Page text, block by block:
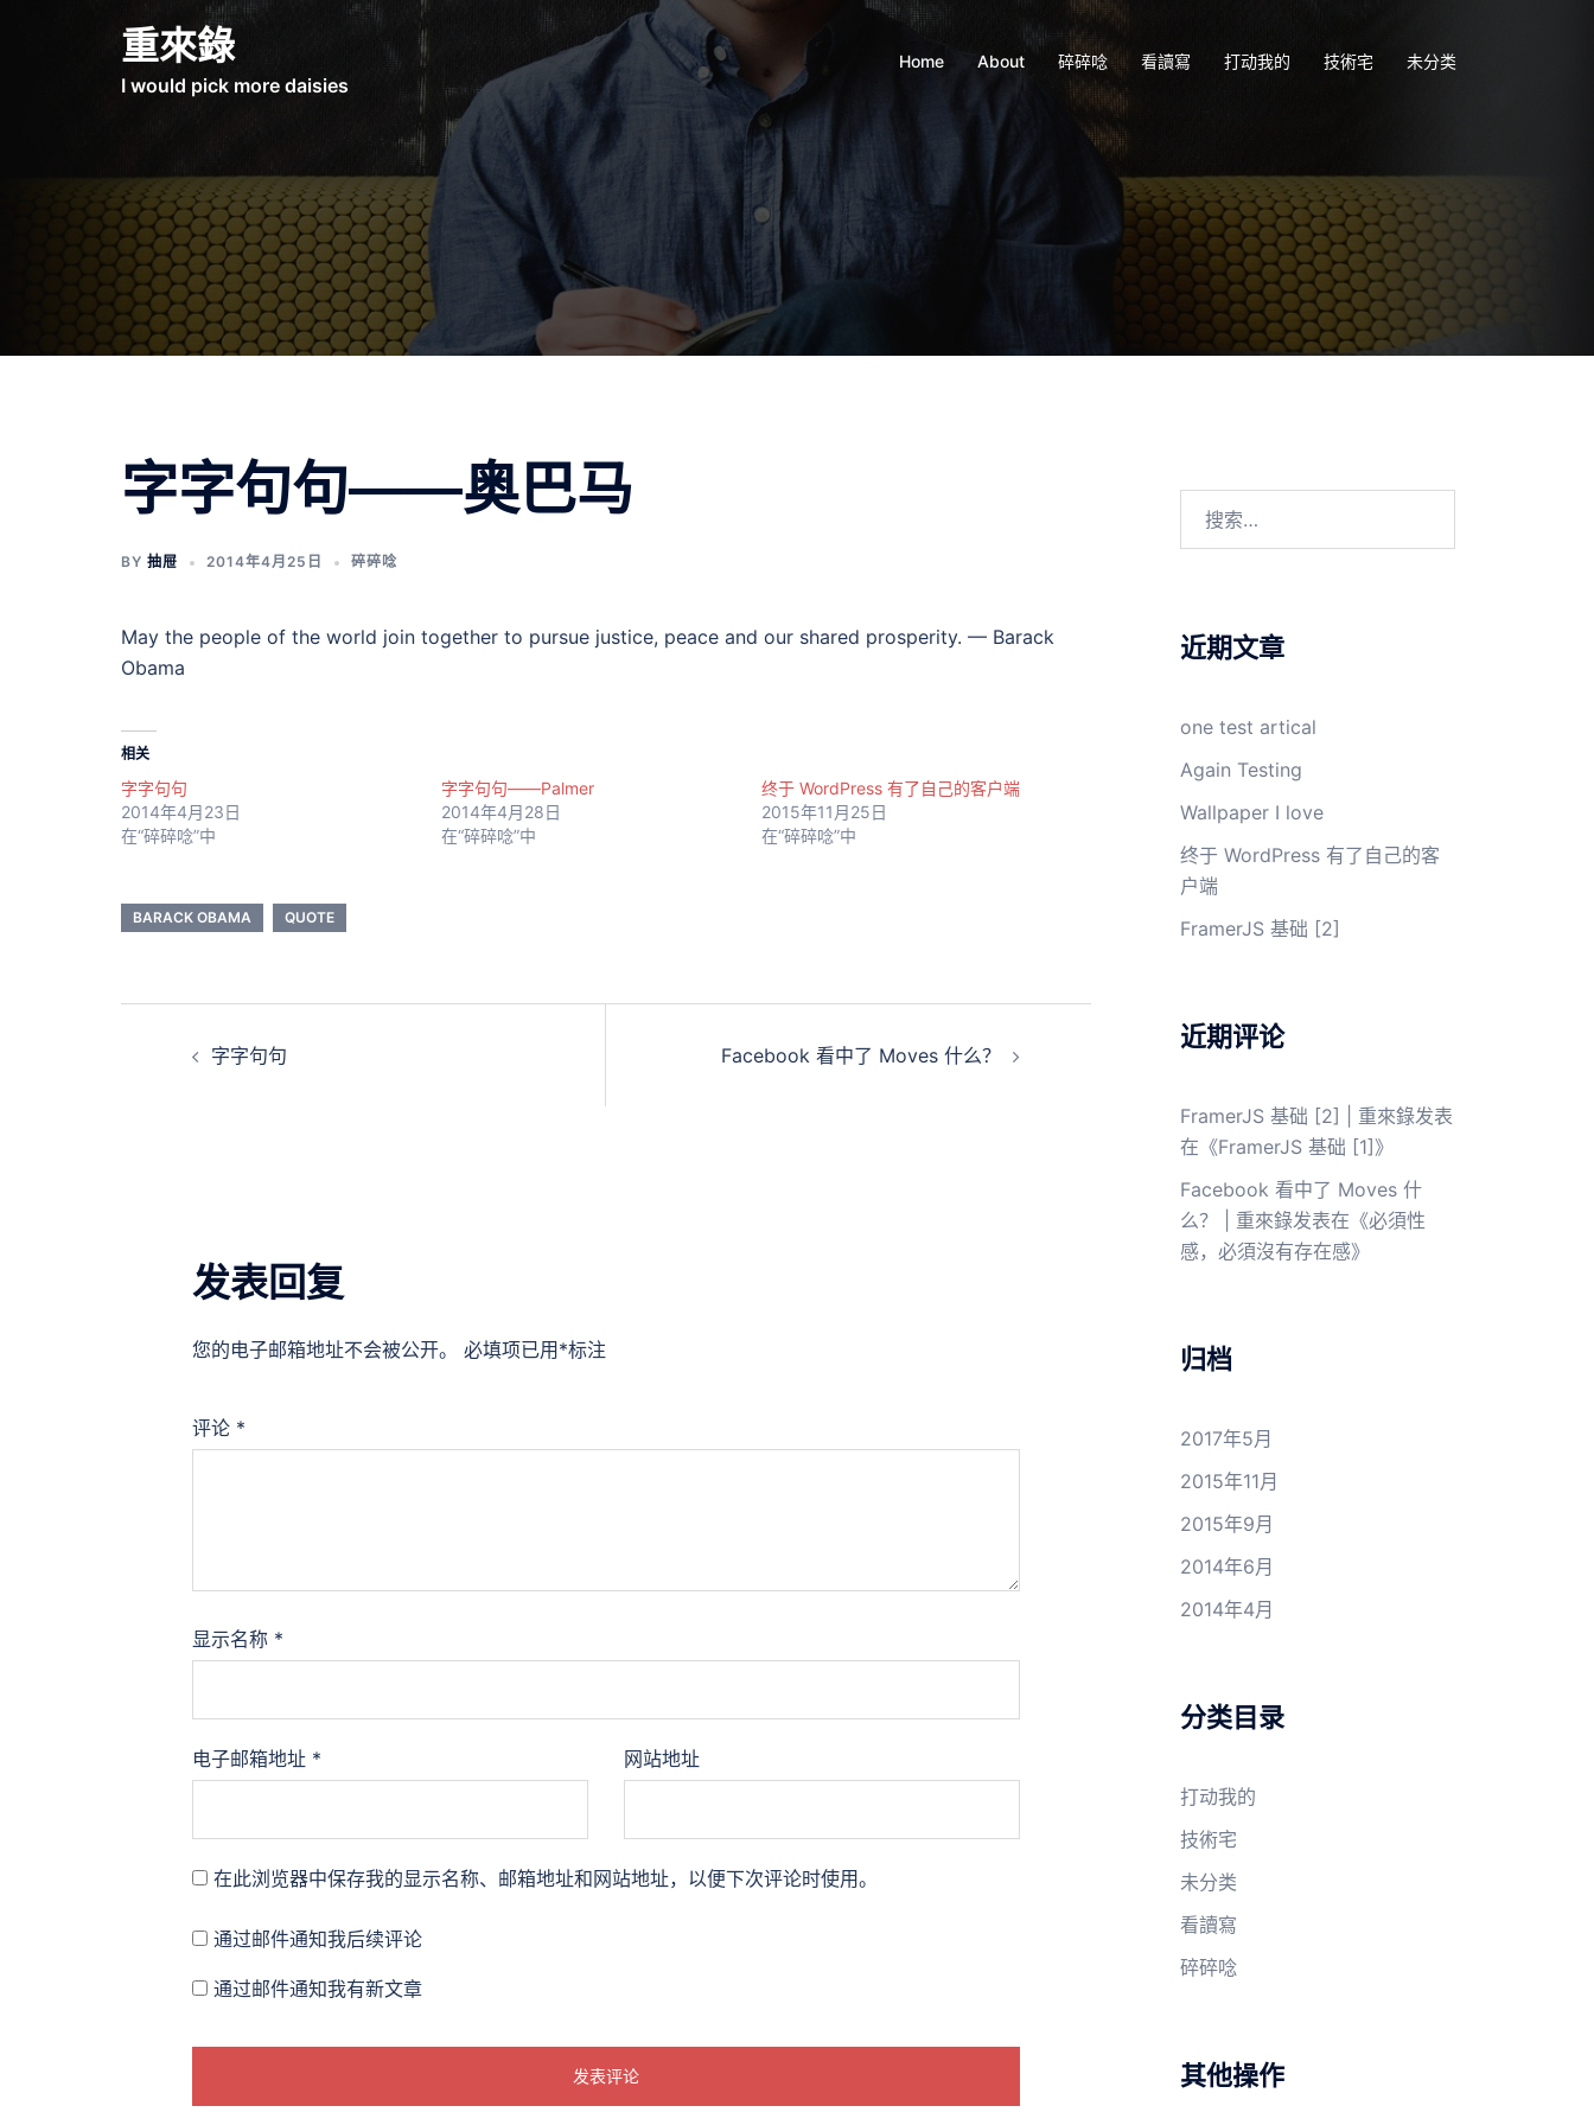
重來錄
I would pick more daisies
Home About 碎碎唸 看讀寫 打动我的 技術宅 未分类
字字句句——奥巴马
BY 抽屉 2014年4月25日 碎碎唸
May the people of the world join together to pursue justice, peace and our shared prosperity. — Barack
Obama
相关
字字句句
2014年4月23日
在“碎碎唸”中
字字句句——Palmer
2014年4月28日
在“碎碎唸”中
终于 WordPress 有了自己的客户端
2015年11月25日
在“碎碎唸”中
BARACK OBAMA QUOTE
Post字字句句 Facebook 看中了 Moves 什么？
发表回复
您的电子邮箱地址不会被公开。 必填项已用 *标注
评论 *
显示名称 *
电子邮箱地址 * 网站地址
在此浏览器中保存我的显示名称、邮箱地址和网站地址，以便下次评论时使用。
通过邮件通知我后续评论
通过邮件通知我有新文章
索：
近期文章
one test artical
Again Testing
Wallpaper I love
终于 WordPress 有了自己的客
户端
FramerJS 基础 [2]
近期评论
FramerJS 基础 [2] | 重來錄发表
在《FramerJS 基础 [1]》
Facebook 看中了 Moves 什
么？ | 重來錄发表在《必須性
感，必須沒有存在感》
归档
2017年5月
2015年11月
2015年9月
2014年6月
2014年4月
分类目录
打动我的
技術宅
未分类
看讀寫
碎碎唸
其他操作